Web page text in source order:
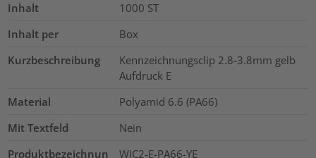
Inhalt 1000 ST
Inhalt per
Box
Kurzbeschreibung
Kennzeichnungsclip 2.8-3.8mm gelb
Aufdruck E
Material
Polyamid 6.6 (PA66)
Mit Textfeld
Nein
Produktbezeichnun
WIC2-E-PA66-YE